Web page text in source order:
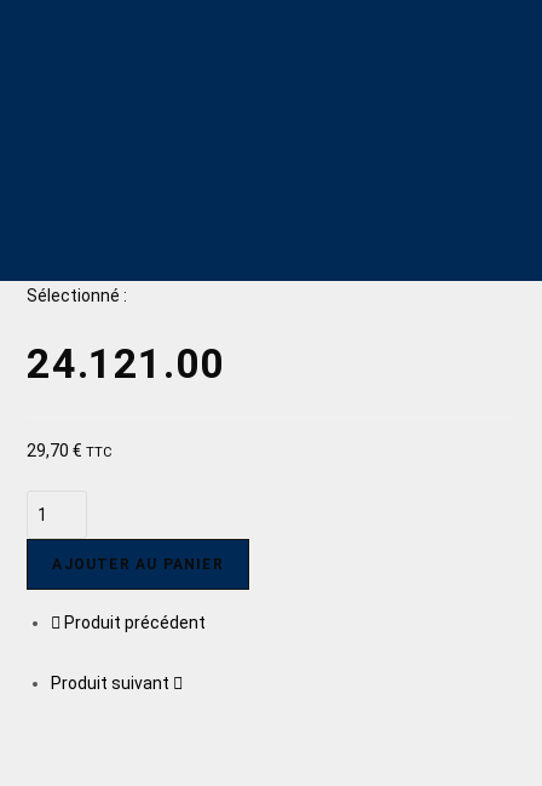
Sélectionné :
24.121.00
29,70€ TTC
AJOUTER AU PANIER
Produit précédent
Produit suivant